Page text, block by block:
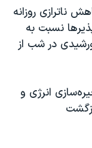
ناترازی روزانه
نسبت به
در شب از
انرژی و